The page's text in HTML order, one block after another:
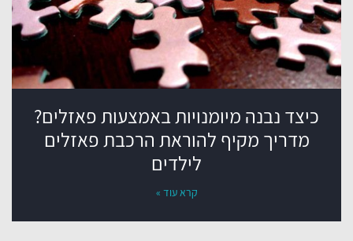
כיצד נבנה מיומנויות באמצעות פאזלים?
מדריך מקיף להוראת הרכבת פאזלים
לילדים
קרא עוד »